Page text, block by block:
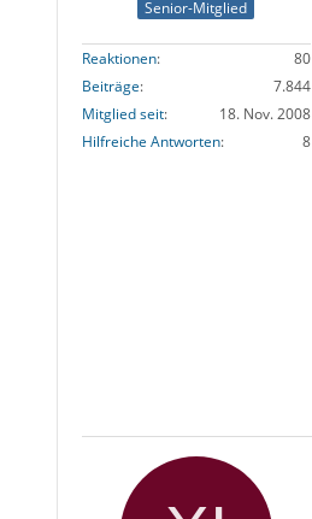
Senior-Mitglied
Reaktionen
80
Beiträge
7.844
Mitglied seit
18. Nov. 2008
Hilfreiche Antworten
8